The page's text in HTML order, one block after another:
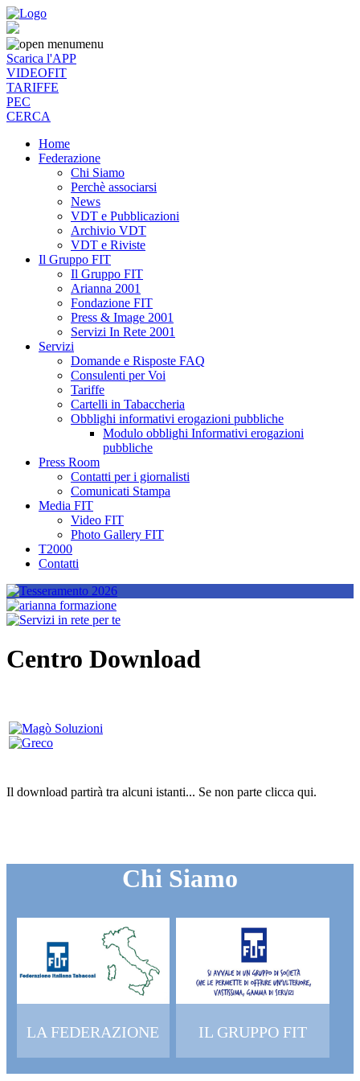
menu
Scarica l'APP
VIDEOFIT
TARIFFE
PEC
CERCA
Home
Federazione
Chi Siamo
Perchè associarsi
News
VDT e Pubblicazioni
Archivio VDT
VDT e Riviste
Il Gruppo FIT
Il Gruppo FIT
Arianna 2001
Fondazione FIT
Press & Image 2001
Servizi In Rete 2001
Servizi
Domande e Risposte FAQ
Consulenti per Voi
Tariffe
Cartelli in Tabaccheria
Obblighi informativi erogazioni pubbliche
Modulo obblighi Informativi erogazioni
pubbliche
Press Room
Contatti per i giornalisti
Comunicati Stampa
Media FIT
Video FIT
Photo Gallery FIT
T2000
Contatti
Centro Download
Il download partirà tra alcuni istanti... Se non parte clicca qui.
Chi Siamo
LA FEDERAZIONE IL GRUPPO FIT